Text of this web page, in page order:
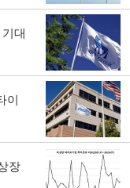
대
이
장